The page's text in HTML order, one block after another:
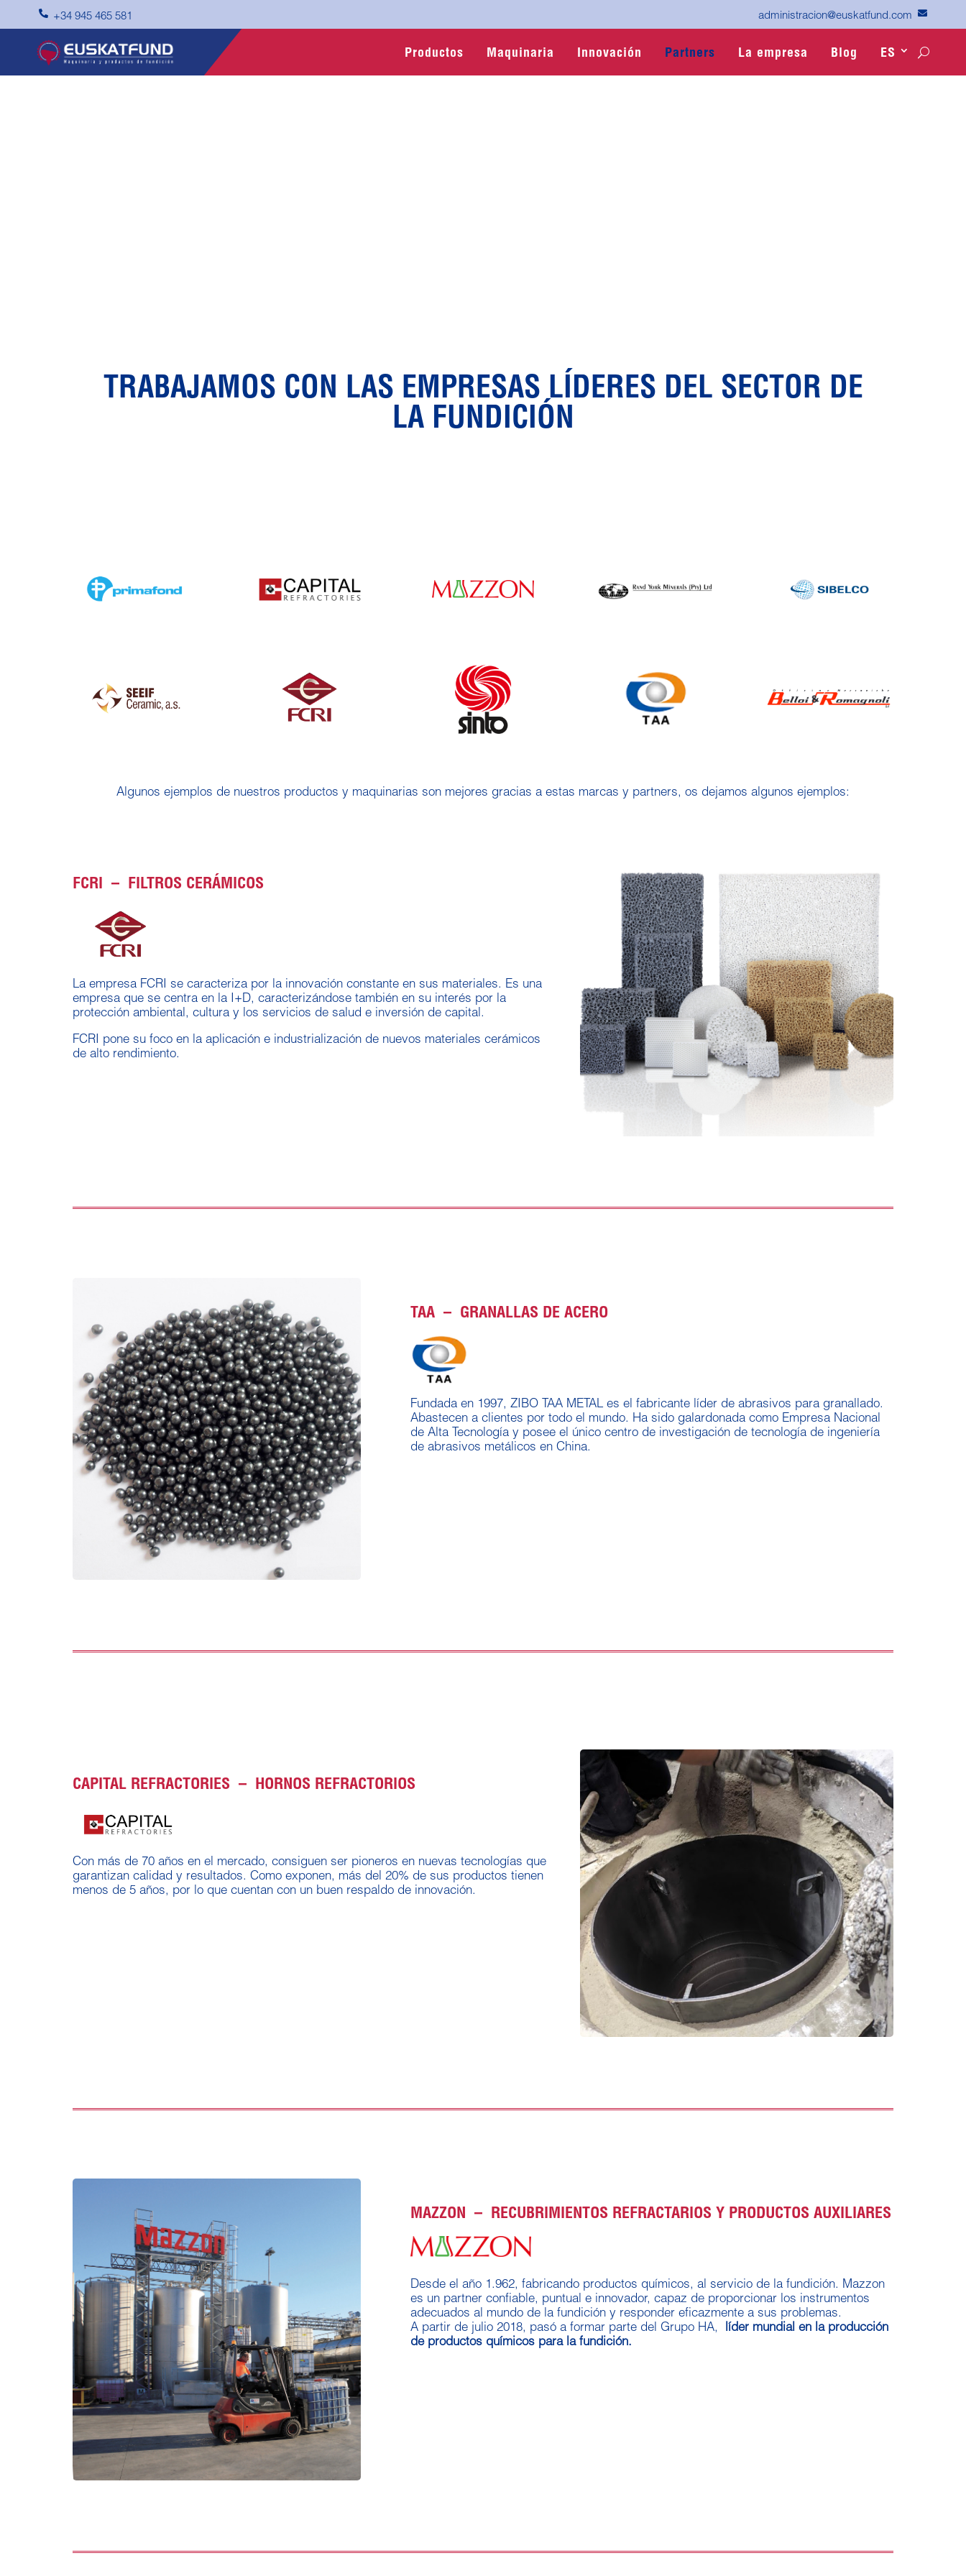
 +34 945 465 581 administracion@euskatfund.com 
Productos Maquinaria Innovación Partners La empresa Blog ES
TRABAJAMOS CON LAS EMPRESAS LÍDERES DEL SECTOR DE
LA FUNDICIÓN
Algunos ejemplos de nuestros productos y maquinarias son mejores gracias a estas marcas y partners, os dejamos algunos ejemplos:
FCRI – FILTROS CERÁMICOS
La empresa FCRI se caracteriza por la innovación constante en sus materiales. Es una
empresa que se centra en la I+D, caracterizándose también en su interés por la
protección ambiental, cultura y los servicios de salud e inversión de capital.
FCRI pone su foco en la aplicación e industrialización de nuevos materiales cerámicos
de alto rendimiento.
TAA – GRANALLAS DE ACERO
Fundada en 1997, ZIBO TAA METAL es el fabricante líder de abrasivos para granallado.
Abastecen a clientes por todo el mundo. Ha sido galardonada como Empresa Nacional
de Alta Tecnología y posee el único centro de investigación de tecnología de ingeniería
de abrasivos metálicos en China.
CAPITAL REFRACTORIES – HORNOS REFRACTORIOS
Con más de 70 años en el mercado, consiguen ser pioneros en nuevas tecnologías que
garantizan calidad y resultados. Como exponen, más del 20% de sus productos tienen
menos de 5 años, por lo que cuentan con un buen respaldo de innovación.
MAZZON – RECUBRIMIENTOS REFRACTARIOS Y PRODUCTOS AUXILIARES
Desde el año 1.962, fabricando productos químicos, al servicio de la fundición. Mazzon
es un partner confiable, puntual e innovador, capaz de proporcionar los instrumentos
adecuados al mundo de la fundición y responder eficazmente a sus problemas.
A partir de julio 2018, pasó a formar parte del Grupo HA, líder mundial en la producción
de productos químicos para la fundición.